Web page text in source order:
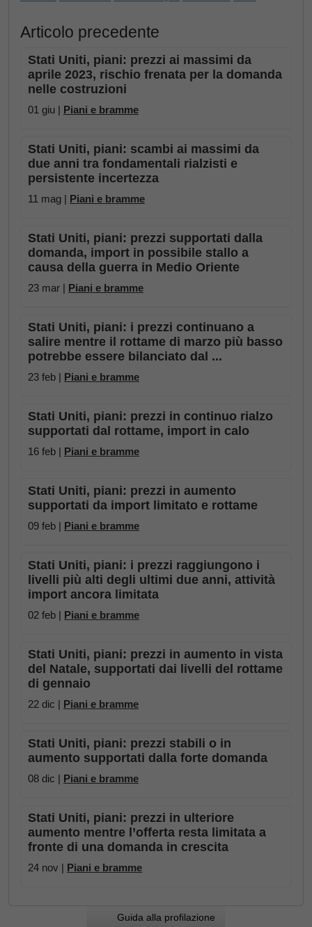
Articolo precedente
Stati Uniti, piani: prezzi ai massimi da
aprile 2023, rischio frenata per la domanda
nelle costruzioni
01 giu | Piani e bramme
Stati Uniti, piani: scambi ai massimi da
due anni tra fondamentali rialzisti e
persistente incertezza
11 mag | Piani e bramme
Stati Uniti, piani: prezzi supportati dalla
domanda, import in possibile stallo a
causa della guerra in Medio Oriente
23 mar | Piani e bramme
Stati Uniti, piani: i prezzi continuano a
salire mentre il rottame di marzo più basso
potrebbe essere bilanciato dal ...
23 feb | Piani e bramme
Stati Uniti, piani: prezzi in continuo rialzo
supportati dal rottame, import in calo
16 feb | Piani e bramme
Stati Uniti, piani: prezzi in aumento
supportati da import limitato e rottame
09 feb | Piani e bramme
Stati Uniti, piani: i prezzi raggiungono i
livelli più alti degli ultimi due anni, attività
import ancora limitata
02 feb | Piani e bramme
Stati Uniti, piani: prezzi in aumento in vista
del Natale, supportati dai livelli del rottame
di gennaio
22 dic | Piani e bramme
Stati Uniti, piani: prezzi stabili o in
aumento supportati dalla forte domanda
08 dic | Piani e bramme
Stati Uniti, piani: prezzi in ulteriore
aumento mentre l’offerta resta limitata a
fronte di una domanda in crescita
24 nov | Piani e bramme
Guida alla profilazione